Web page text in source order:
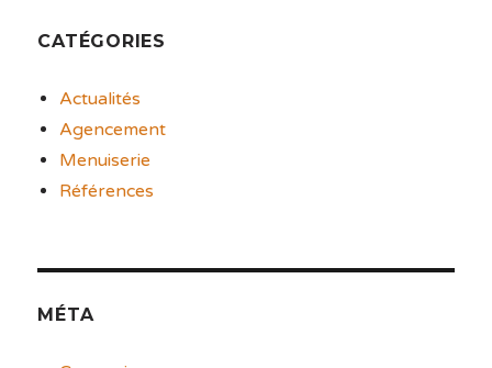
CATÉGORIES
Actualités
Agencement
Menuiserie
Références
MÉTA